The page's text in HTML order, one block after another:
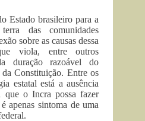
Estado brasileiro para a
das comunidades
sobre as causas dessa
viola, entre outros
duração razoável do
Constituição. Entre os
estatal está a ausência
que o Incra possa fazer
apenas sintoma de uma